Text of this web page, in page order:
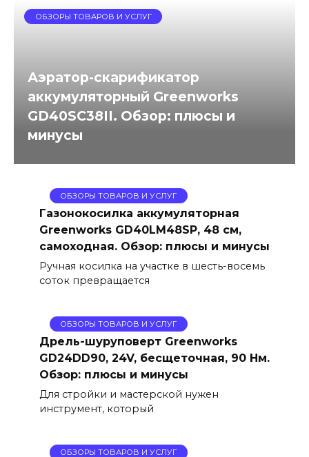
ОБЗОРЫ ТОВАРОВ И УСЛУГ
Аэратор-скарификатор
аккумуляторный Greenworks
GD40SC38II. Обзор: плюсы и
минусы
ОБЗОРЫ ТОВАРОВ И УСЛУГ
Газонокосилка аккумуляторная
Greenworks GD40LM48SP, 48 см,
самоходная. Обзор: плюсы и минусы
Ручная косилка на участке в шесть-восемь
соток превращается
ОБЗОРЫ ТОВАРОВ И УСЛУГ
Дрель-шуруповерт Greenworks
GD24DD90, 24V, бесщеточная, 90 Нм.
Обзор: плюсы и минусы
Для стройки и мастерской нужен
инструмент, который
ОБЗОРЫ ТОВАРОВ И УСЛУГ